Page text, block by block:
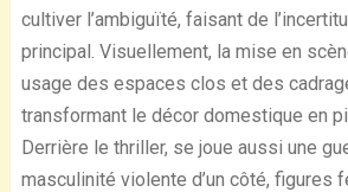
cultiver l’ambiguïté, faisant de
principal. Visuellement, la mise en
usage des espaces clos et des
transformant le décor domestique en
Derrière le thriller, se joue aussi une
masculinité violente d’un côté, figures